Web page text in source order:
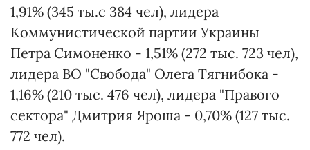
1,91% (345 ты.с 384 чел), лидера
Коммунистической партии Украины
Петра Симоненко - 1,51% (272 тыс. 723 чел),
лидера ВО "Свобода" Олега Тягнибока -
1,16% (210 тыс. 476 чел), лидера "Правого
сектора" Дмитрия Яроша - 0,70% (127 тыс.
772 чел).